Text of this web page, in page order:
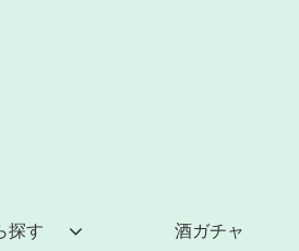
探す 酒ガチャ